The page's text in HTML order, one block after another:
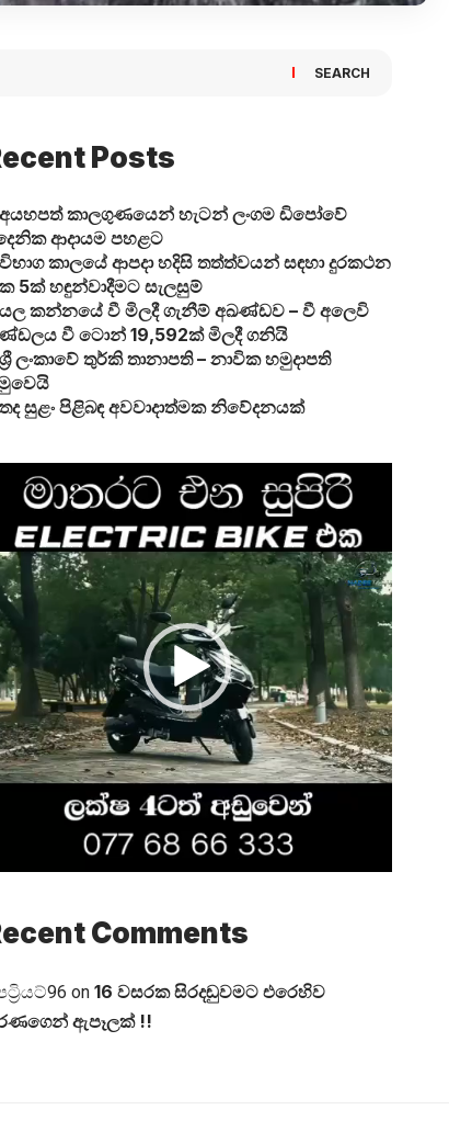
SEARCH
Posts
අයහපත් කාලගුණයෙන් හැටන් ලංගම ඩිපෝවේ
ආදායම පහළට
විභාග කාලයේ ආපදා හදිසි තත්ත්වයන් සඳහා දුරකථන
5ක් හඳුන්වාදීමට සැලසුම්
යල කන්නයේ වී මිලදී ගැනීම් අඛණ්ඩව – වී අලෙවි
වී ටොන් 19,592ක් මිලදී ගනියි
ශ්‍රී ලංකාවේ තුර්කි තානාපති – නාවික හමුදාපති
තද සුළං පිළිබඳ අවවාදාත්මක නිවේදනයක්
Comments
on 16 වසරක සිරදඬුවමට එරෙහිව
ඇපෑලක් !!